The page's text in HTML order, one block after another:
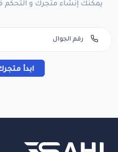
يمكنك إنشاء متجرك و
ابدأ